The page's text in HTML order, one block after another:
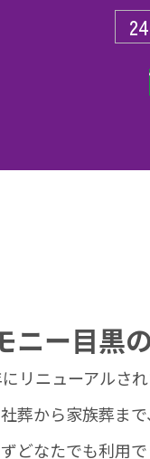
24
ニー目黒
リニューアルさ
葬から家族葬ま
どなたでも利用で